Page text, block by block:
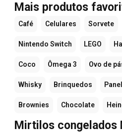
Mais produtos
Café Celulares Sorvete
Nintendo Switch LEGO
Coco Ômega 3 Ovo de
Whisky Brinquedos
Brownies Chocolate
Mirtilos congelados